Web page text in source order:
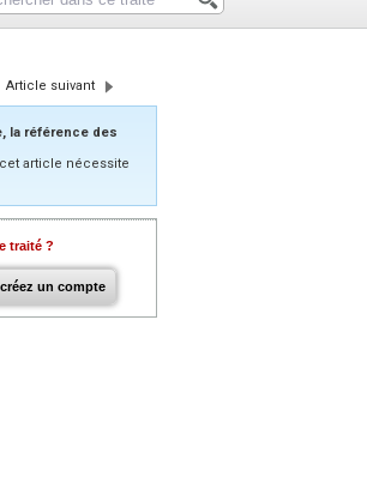
Article suivant
la référence des
article nécessite
traité ?
créez un compte